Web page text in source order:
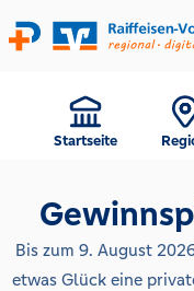
Startseite
Bis zum 9. August
etwas Glück eine